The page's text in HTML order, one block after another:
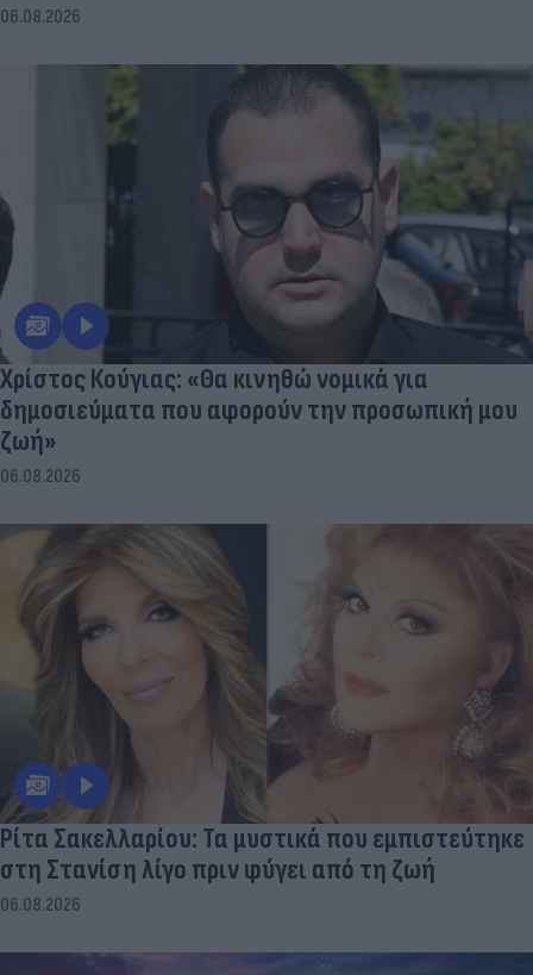
06.08.2026
Χρίστος Κούγιας: «Θα κινηθώ νομικά για
δημοσιεύματα που αφορούν την προσωπική μου
ζωή»
06.08.2026
Ρίτα Σακελλαρίου: Τα μυστικά που εμπιστεύτηκε
στη Στανίση λίγο πριν φύγει από τη ζωή
06.08.2026